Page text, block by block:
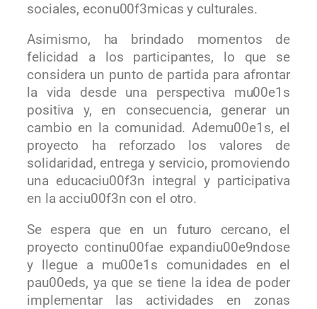
sociales, econu00f3micas y culturales.
Asimismo, ha brindado momentos de
felicidad a los participantes, lo que se
considera un punto de partida para afrontar
la vida desde una perspectiva mu00e1s
positiva y, en consecuencia, generar un
cambio en la comunidad. Ademu00e1s, el
proyecto ha reforzado los valores de
solidaridad, entrega y servicio, promoviendo
una educaciu00f3n integral y participativa
en la acciu00f3n con el otro.
Se espera que en un futuro cercano, el
proyecto continu00fae expandiu00e9ndose
y llegue a mu00e1s comunidades en el
pau00eds, ya que se tiene la idea de poder
implementar las actividades en zonas